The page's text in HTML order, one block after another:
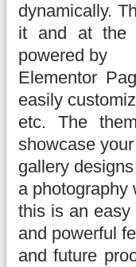
dynamically.
it and at the
powered by
Elementor
easily
etc. The
showcase
gallery
a photography
this is an easy
and powerful
and future